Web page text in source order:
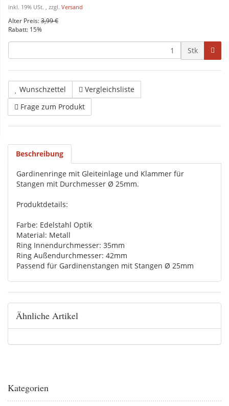
inkl. 19% USt. , zzgl. Versand
Alter Preis:3,99 €
Rabatt: 15%
Stk
Wunschzettel
Vergleichsliste
Frage zum Produkt
Beschreibung
Gardinenringe mit Gleiteinlage und Klammer für
Stangen mit Durchmesser Ø 25mm.
Produktdetails:
Farbe: Edelstahl Optik
Material: Metall
Ring Innendurchmesser: 35mm
Ring Außendurchmesser: 42mm
Passend für Gardinenstangen mit Stangen Ø 25mm
Ähnliche Artikel
Kategorien